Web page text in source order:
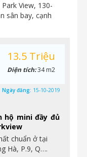
View, 130-
sân bay, cạnh
hộ mini đầy đủ
chuẩn ở tại
Hà, P.9, Q….
13.5 Triệu
Diện tích:34 m2
Ngày đăng: 15-10-2019